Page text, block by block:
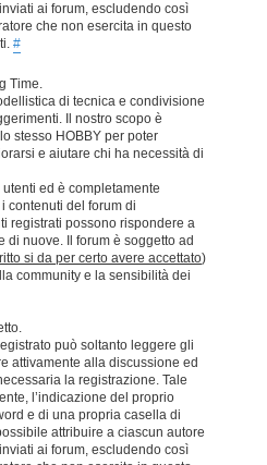
ai forum, escludendo così
che non esercita in questo
#
Time.
di tecnica e condivisione
Il nostro scopo è
stesso HOBBY per poter
e aiutare chi ha necessità di
ed è completamente
contenuti del forum di
registrati possono rispondere a
nuove. Il forum è soggetto ad
si da per certo avere accettato)
community e la sensibilità dei
può soltanto leggere gli
attivamente alla discussione ed
la registrazione. Tale
l’indicazione del proprio
e di una propria casella di
attribuire a ciascun autore
ai forum, escludendo così